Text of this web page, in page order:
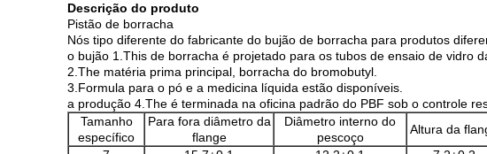
Descrição do produto
Pistão de borracha
Nós tipo diferente do fabricante do bujão de borracha para produtos
o bujão 1.This de borracha é projetado para os tubos de ensaio de vidro
2.The matéria prima principal, borracha do bromobutyl.
3.Formula para o pó e a medicina líquida estão disponíveis.
a produção 4.The é terminada na oficina padrão do PBF sob o controle
Tamanho
específico
Para fora diâmetro da
flange
Diâmetro interno do
pescoço
Altura da